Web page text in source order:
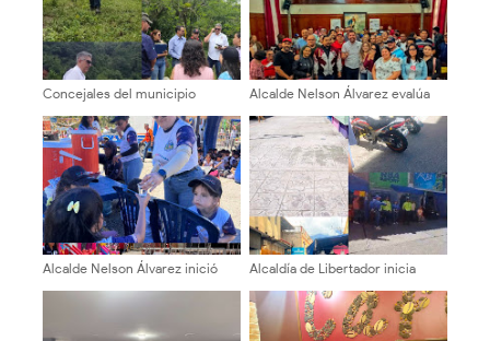
Concejales del municipio
en la Cuesta del Chama!
Alcalde Nelson Álvarez evalúa
técnicos local
Alcalde Nelson Álvarez inició
niños y niñas
​Alcaldía de Libertador inicia
de economía emergente en el
centro de Mérida